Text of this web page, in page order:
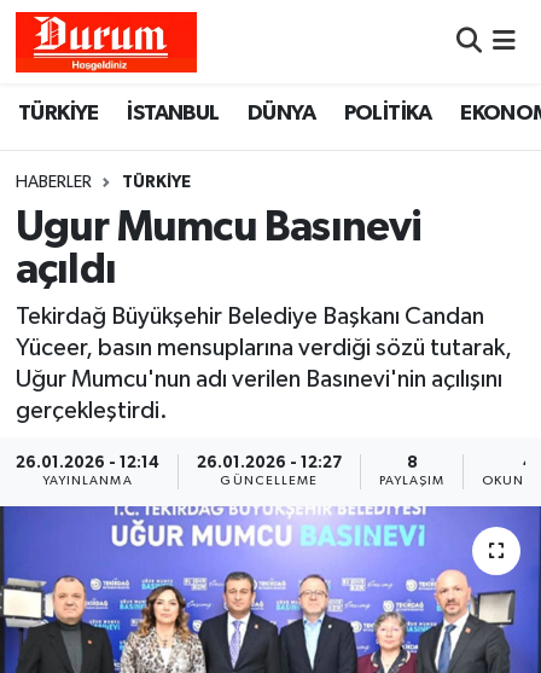
TÜRKİYE İSTANBUL DÜNYA POLİTİKA
HABERLER TÜRKİYE
Ugur Mumcu Basınevi
açıldı
Tekirdağ Büyükşehir Belediye Başkanı Candan
Yüceer, basın mensuplarına verdiği sözü tutarak,
Uğur Mumcu'nun adı verilen Basınevi'nin açılışını
gerçekleştirdi.
26.01.2026 - 12:14
YAYINLANMA
26.01.2026 - 12:27
GÜNCELLEME
8
PAYLAŞIM
4
Hava Durumu
Namaz Vakitleri
Trafik Durumu
Süper Lig Puan Durumu ve Fikstür
Tüm Manşetler
Son Dakika Haberleri
Haber Arşivi